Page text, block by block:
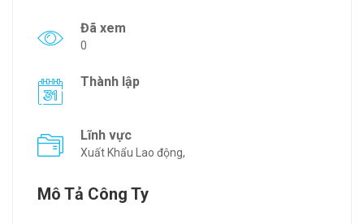
Đã xem
0
Thành lập
Lĩnh vực
Xuất Khẩu Lao động,
Mô Tả Công Ty